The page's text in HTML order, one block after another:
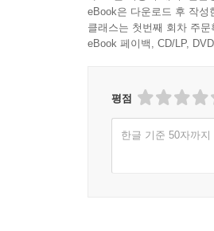
eBook은 다운로드 후 작
클래스는 첫번째 회차 주
eBook 페이백, CD/LP,
평점
한글 기준 50자까지